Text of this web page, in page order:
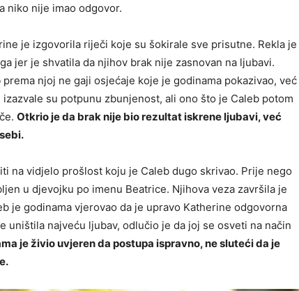
niko nije imao odgovor.
je izgovorila riječi koje su šokirale sve prisutne. Rekla je
jer je shvatila da njihov brak nije zasnovan na ljubavi.
njoj ne gaji osjećaje koje je godinama pokazivao, već
su potpunu zbunjenost, ali ono što je Caleb potom
Otkrio je da brak nije bio rezultat iskrene ljubavi, već
na vidjelo prošlost koju je Caleb dugo skrivao. Prije nego
u djevojku po imenu Beatrice. Njihova veza završila je
je godinama vjerovao da je upravo Katherine odgovorna
uništila najveću ljubav, odlučio je da joj se osveti na način
je živio uvjeren da postupa ispravno, ne sluteći da je